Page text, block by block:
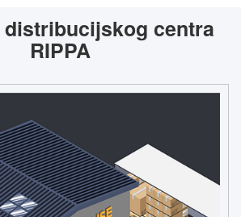
centra
RIPPA